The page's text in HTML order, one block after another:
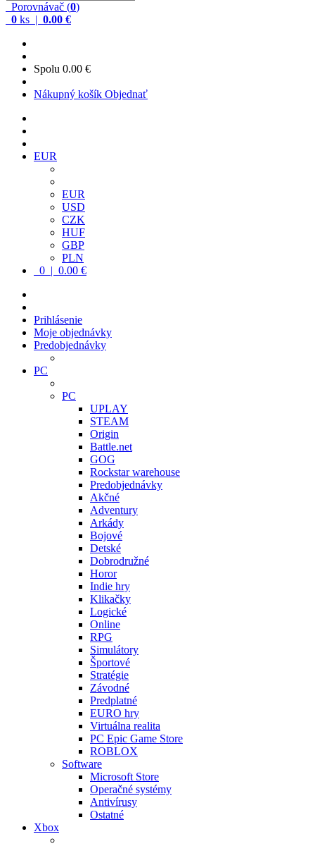
Porovnávač (0)
0 ks | 0.00 €
Spolu 0.00 €
Nákupný košík Objednať
EUR
EUR
USD
CZK
HUF
GBP
PLN
0 | 0.00 €
Prihlásenie
Moje objednávky
Predobjednávky
PC
PC
UPLAY
STEAM
Origin
Battle.net
GOG
Rockstar warehouse
Predobjednávky
Akčné
Adventury
Arkády
Bojové
Detské
Dobrodružné
Horor
Indie hry
Klikačky
Logické
Online
RPG
Simulátory
Športové
Stratégie
Závodné
Predplatné
EURO hry
Virtuálna realita
PC Epic Game Store
ROBLOX
Software
Microsoft Store
Operačné systémy
Antivírusy
Ostatné
Xbox